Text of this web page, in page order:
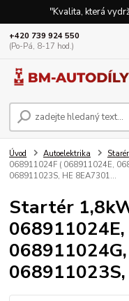
"Kvalita, která
+420 739 924 550
(Po-Pá, 8-17 hod.)
Úvod Autoelektrika
068911024F ( 068911024E,
068911023S, HE 8EA7301...
Startér